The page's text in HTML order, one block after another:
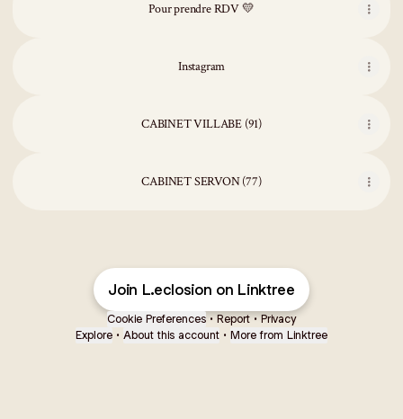
Pour prendre RDV 💛
Instagram
CABINET VILLABE (91)
CABINET SERVON (77)
Join L.eclosion on Linktree
Cookie Preferences • Report • Privacy
Explore • About this account • More from Linktree